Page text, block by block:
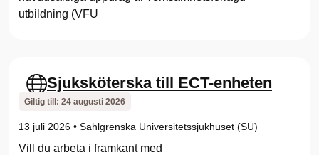
utbildning (VFU
Sjuksköterska till ECT-enheten
Giltig till: 24 augusti 2026
13 juli 2026 • Sahlgrenska Universitetssjukhuset (SU)
Vill du arbeta i framkant med